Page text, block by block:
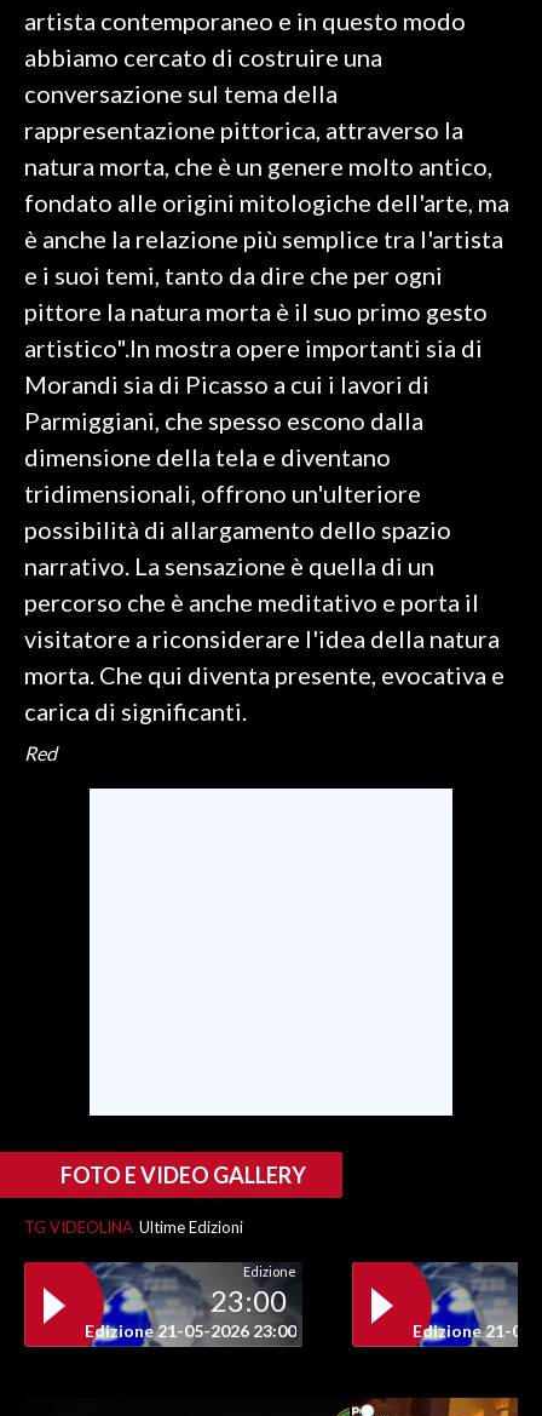
3 MINUTI CON
INFO AZIENDE
SPIAGGE
artista contemporaneo e in questo modo
abbiamo cercato di costruire una
conversazione sul tema della
rappresentazione pittorica, attraverso la
natura morta, che è un genere molto antico,
fondato alle origini mitologiche dell'arte, ma
è anche la relazione più semplice tra l'artista
e i suoi temi, tanto da dire che per ogni
pittore la natura morta è il suo primo gesto
artistico".In mostra opere importanti sia di
Morandi sia di Picasso a cui i lavori di
Parmiggiani, che spesso escono dalla
dimensione della tela e diventano
tridimensionali, offrono un'ulteriore
possibilità di allargamento dello spazio
narrativo. La sensazione è quella di un
percorso che è anche meditativo e porta il
visitatore a riconsiderare l'idea della natura
morta. Che qui diventa presente, evocativa e
carica di significanti.
Red
FOTO E VIDEO GALLERY
TG VIDEOLINA Ultime Edizioni
Edizione
23:00
Edizione 21-05-2026 23:00 Edizione 21-05-